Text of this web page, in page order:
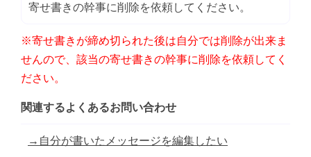
寄せ書きの幹事に削除を依頼してください。
※寄せ書きが締め切られた後は自分では削除が出来ま
せんので、該当の寄せ書きの幹事に削除を依頼してく
ださい。
関連するよくあるお問い合わせ
→自分が書いたメッセージを編集したい